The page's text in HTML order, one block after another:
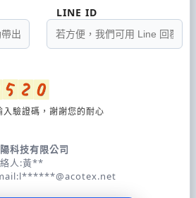
LINE ID
驗證碼，謝謝您的耐心
科技有限公司
人:黃**